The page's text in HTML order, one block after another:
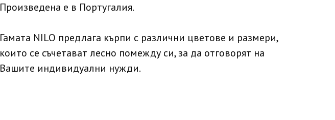
Произведена е в Португалия.
Гамата NILO предлага кърпи с различни цветове и размери,
които се съчетават лесно помежду си, за да отговорят на
Вашите индивидуални нужди.